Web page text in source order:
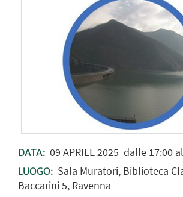
DATA: 09 APRILE2025 dalle 17:00
LUOGO: Sala Muratori, Biblioteca
Baccarini 5, Ravenna